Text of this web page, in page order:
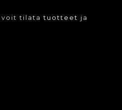
voit tilatatuotteet ja